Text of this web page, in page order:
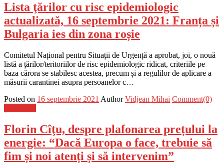
Lista ţărilor cu risc epidemiologic
actualizată, 16 septembrie 2021: Franța și
Bulgaria ies din zona roșie
Comitetul Național pentru Situații de Urgență a aprobat, joi, o nouă
listă a țărilor/teritoriilor de risc epidemiologic ridicat, criteriile pe
baza cărora se stabilesc acestea, precum și a regulilor de aplicare a
măsurii carantinei asupra persoanelor c…
Posted on 16 septembrie 2021 Author Vidjean Mihai Comment(0)
Florin Cîţu, despre plafonarea prețului la
energie: “Dacă Europa o face, trebuie să
fim și noi atenți și să intervenim”